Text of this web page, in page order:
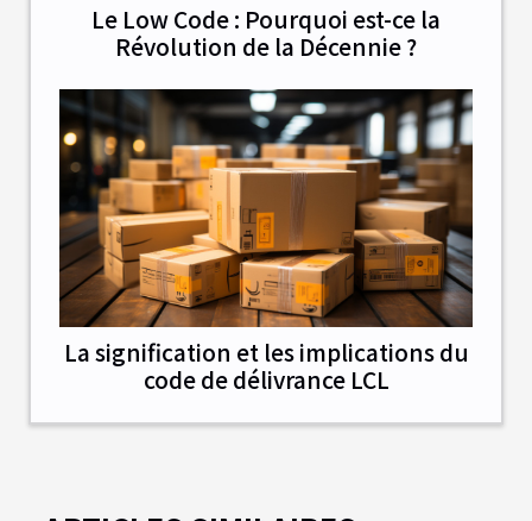
Le Low Code : Pourquoi est-ce la
Révolution de la Décennie ?
La signification et les implications du
code de délivrance LCL